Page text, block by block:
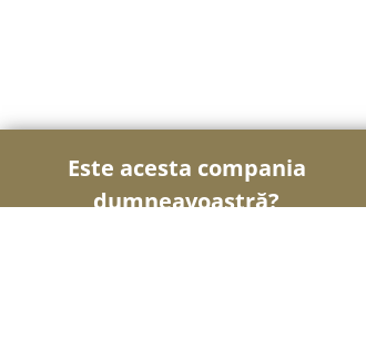
Este acesta compania
dumneavoastră?